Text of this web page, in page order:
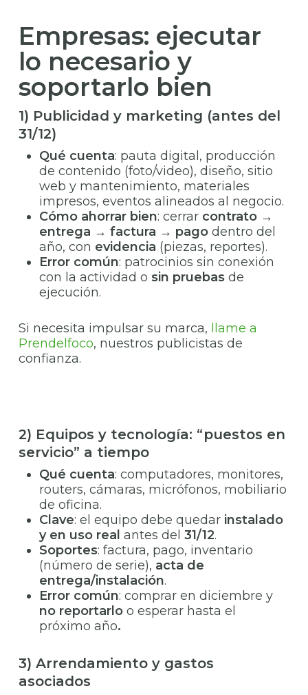
Empresas: ejecutar
lo necesario y
soportarlo bien
1) Publicidad y marketing (antes del
31/12)
Qué cuenta: pauta digital, producción
de contenido (foto/video), diseño, sitio
web y mantenimiento, materiales
impresos, eventos alineados al negocio.
Cómo ahorrar bien: cerrar contrato →
entrega → factura → pagodentro del
año, con evidencia (piezas, reportes).
Error común: patrocinios sin conexión
con la actividad o sin pruebasde
ejecución.
Si necesita impulsar su marca, llame a
Prendelfoco, nuestros publicistas de
confianza.
2) Equipos y tecnología: “puestos en
servicio” a tiempo
Qué cuenta: computadores, monitores,
routers, cámaras, micrófonos, mobiliario
de oficina.
Clave: el equipo debe quedar instalado
y en uso real antes del 31/12.
Soportes: factura, pago, inventario
(número de serie), acta de
entrega/instalación.
Error común: comprar en diciembre y
no reportarlo o esperar hasta el
próximo año.
3) Arrendamiento y gastos
asociados